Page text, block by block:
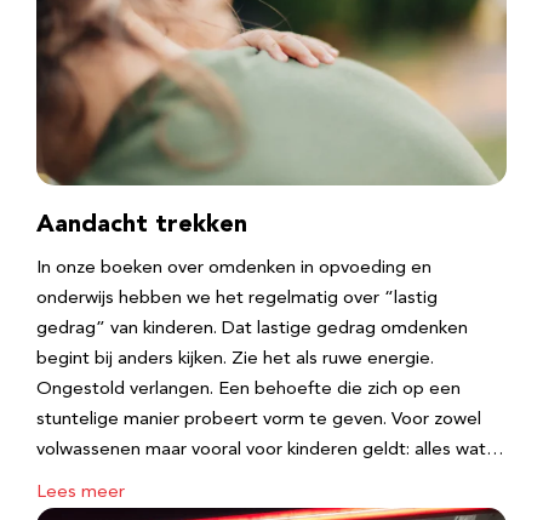
Aandacht trekken
In onze boeken over omdenken in opvoeding en
onderwijs hebben we het regelmatig over “lastig
gedrag” van kinderen. Dat lastige gedrag omdenken
begint bij anders kijken. Zie het als ruwe energie.
Ongestold verlangen. Een behoefte die zich op een
stuntelige manier probeert vorm te geven. Voor zowel
volwassenen maar vooral voor kinderen geldt: alles wat…
Lees meer